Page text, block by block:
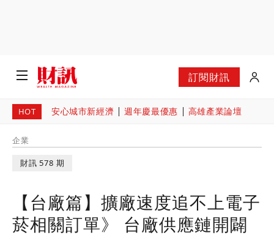
訂閱財訊
HOT 安心城市新經濟 週年慶最優惠 高雄產業論壇
企業
財訊 578 期
【台廠篇】擴廠速度追不上電子
菸相關訂單》 台廠供應鏈開闢